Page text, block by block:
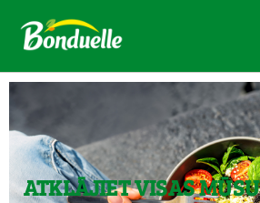
ATKLĀJIET VISAS MŪSU